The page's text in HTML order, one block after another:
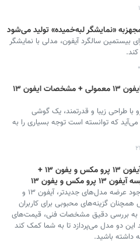
«نمایشگر لبه‌خمیده» تولید می‌شود
بیستمین سالگرد آیفون، مدلی با نمایشگر
قیمت ایفون ۱۳ معمولی + مشخصات ایفون ۱۳
آیفون ۱۳ پرو با طراحی زیبا و قدرتمند، یک گوشی
که توانسته است توجه بسیاری را به
قیمت آیفون ۱۳ پرو مکس و یفون ۱۳ +
مکس و یفون ۱۳
در سال ۲۰۲۵، با وجود عرضه مدل‌های جدیدتر، آیفون ۱۳ و
مکس همچنان گزینه‌های محبوبی برای کاربران
به بررسی دقیق مشخصات فنی، قیمت‌های
این دو مدل می‌پردازد تا به شما کمک کند
داشته باشید.